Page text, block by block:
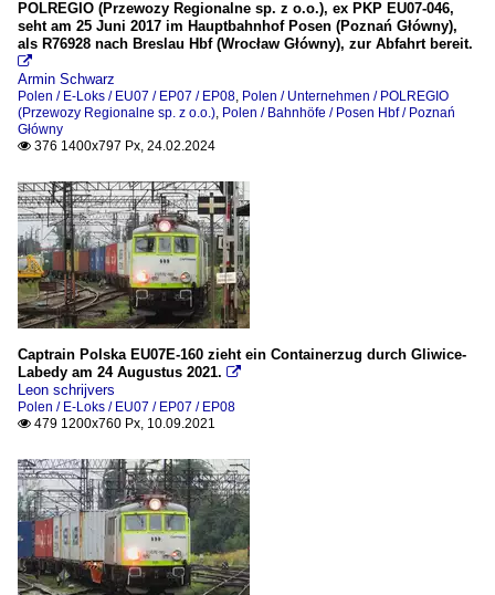
POLREGIO (Przewozy Regionalne sp. z o.o.), ex PKP EU07-046,
seht am 25 Juni 2017 im Hauptbahnhof Posen (Poznań Główny),
als R76928 nach Breslau Hbf (Wrocław Główny), zur Abfahrt bereit.

Armin Schwarz
Polen / E-Loks / EU07 / EP07 / EP08, Polen / Unternehmen / POLREGIO
(Przewozy Regionalne sp. z o.o.), Polen / Bahnhöfe / Posen Hbf / Poznań
Główny
 376 1400x797 Px, 24.02.2024
Captrain Polska EU07E-160 zieht ein Containerzug durch Gliwice-
Labedy am 24 Augustus 2021. 
Leon schrijvers
Polen / E-Loks / EU07 / EP07 / EP08
 479 1200x760 Px, 10.09.2021